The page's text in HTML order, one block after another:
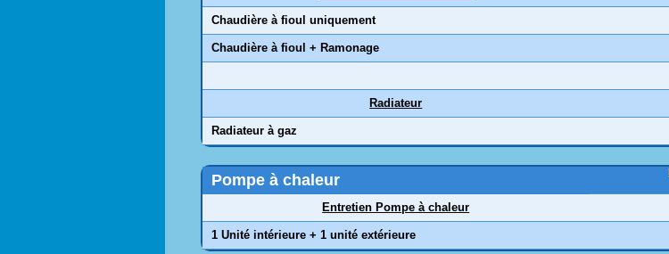
Chaudière à fioul uniquement
Chaudière à fioul + Ramonage
Radiateur
Radiateur à gaz
Pompe à chaleur
Entretien Pompe à chaleur
1 Unité intérieure + 1 unité extérieure